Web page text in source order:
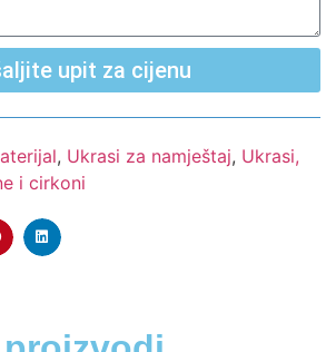
upit za cijenu
, Ukrasi za namještaj, Ukrasi,
i cirkoni